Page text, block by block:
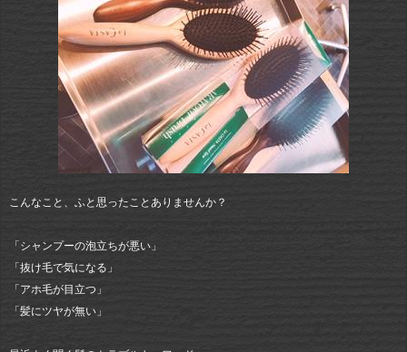
こんなこと、ふと思ったことありませんか？
「シャンプーの泡立ちが悪い」
「抜け毛で気になる」
「アホ毛が目立つ」
「髪にツヤが無い」